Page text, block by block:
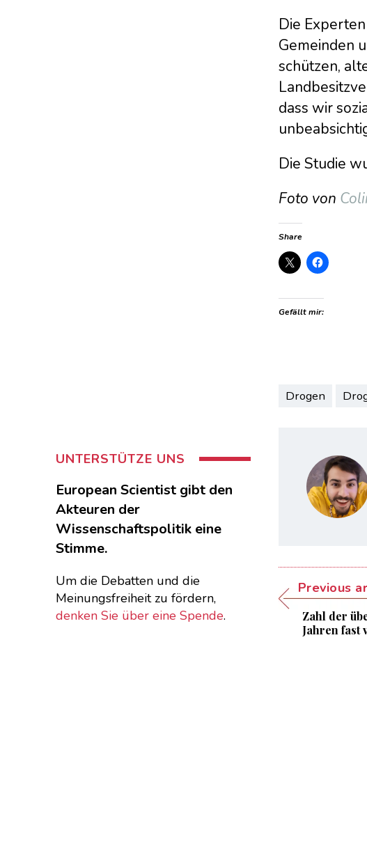
Die
Gemeinden
schützen,
dass wir
Die Studie
Foto von
Share
Gefällt mir:
Drogen
Previous
Zahl der
Jahren fast
UNTERSTÜTZE UNS
European Scientist gibt den
Akteuren der
Wissenschaftspolitik eine
Stimme.
Um die Debatten und die
Meinungsfreiheit zu fördern,
denken Sie über eine Spende.